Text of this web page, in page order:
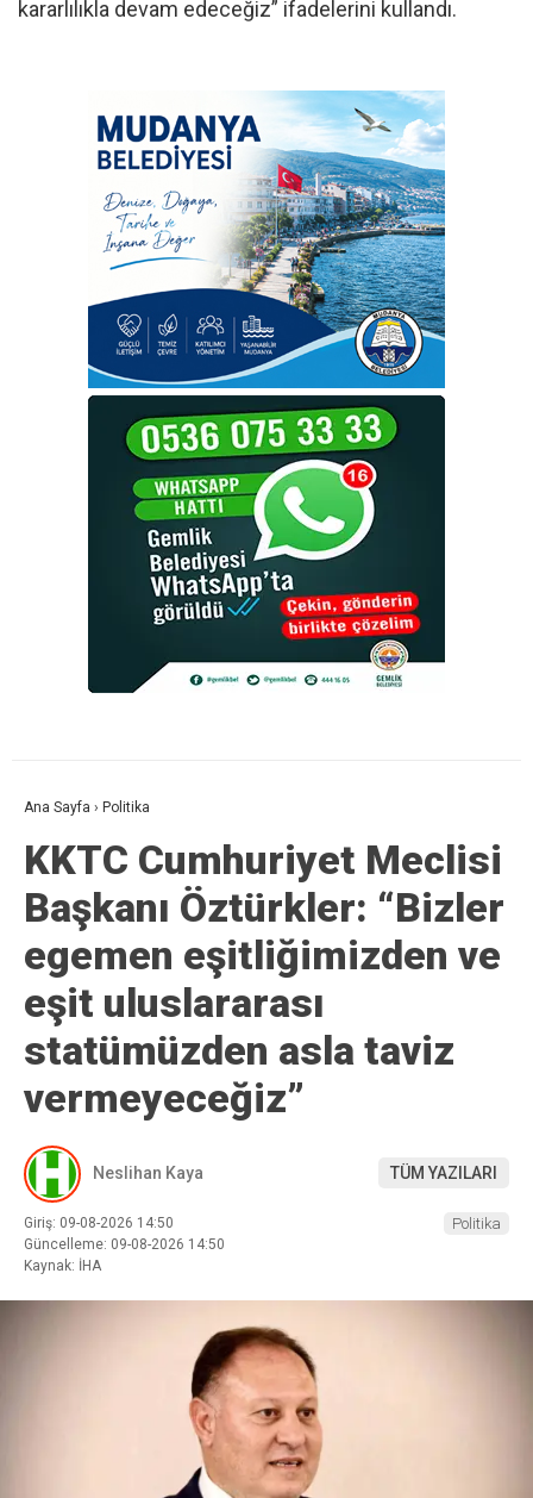
kararlılıkla devam edeceğiz” ifadelerini kullandı.
Ana Sayfa › Politika
KKTC Cumhuriyet Meclisi
Başkanı Öztürkler: “Bizler
egemen eşitliğimizden ve
eşit uluslararası
statümüzden asla taviz
vermeyeceğiz”
Neslihan Kaya TÜM YAZILARI
Giriş: 09-08-2026 14:50
Güncelleme: 09-08-2026 14:50
Kaynak: İHA
Politika